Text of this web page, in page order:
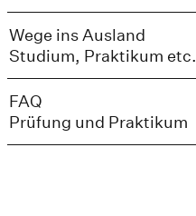
Wege ins Ausland
Studium, Praktikum etc.
FAQ
Prüfung und Praktikum